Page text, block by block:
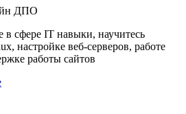
ДПО
в сфере IT навыки, научитесь
настройке веб-серверов, работе
работы сайтов